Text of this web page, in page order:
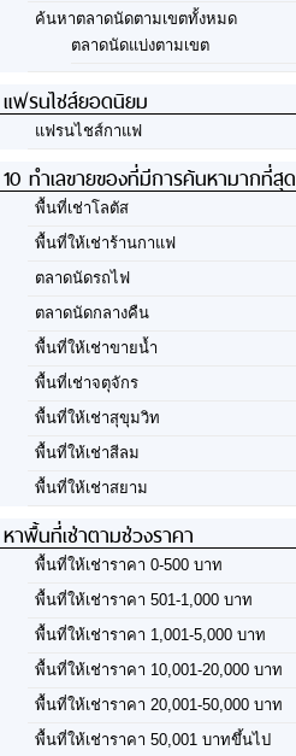
ค้นหาตลาดนัดตามเขตทั้งหมด
ตลาดนัดแบ่งตามเขต
แฟรนไชส์ยอดนิยม
แฟรนไชส์กาแฟ
10 ทำเลขายของที่มีการค้นหามากที่สุด
พื้นที่เช่าโลตัส
พื้นที่ให้เช่าร้านกาแฟ
ตลาดนัดรถไฟ
ตลาดนัดกลางคืน
พื้นที่ให้เช่าขายน้ำ
พื้นที่เช่าจตุจักร
พื้นที่ให้เช่าสุขุมวิท
พื้นที่ให้เช่าสีลม
พื้นที่ให้เช่าสยาม
หาพื้นที่เช่าตามช่วงราคา
พื้นที่ให้เช่าราคา 0-500 บาท
พื้นที่ให้เช่าราคา 501-1,000 บาท
พื้นที่ให้เช่าราคา 1,001-5,000 บาท
พื้นที่ให้เช่าราคา 10,001-20,000 บาท
พื้นที่ให้เช่าราคา 20,001-50,000 บาท
พื้นที่ให้เช่าราคา 50,001 บาทขึ้นไป